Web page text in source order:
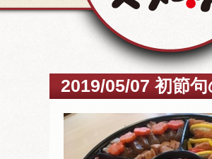
2019/05/07 初節